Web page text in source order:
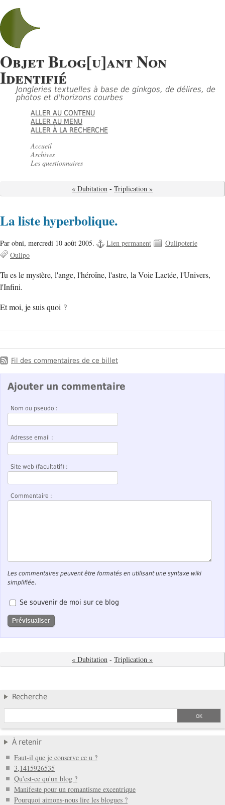
Objet Blog[u]ant Non
Identifié
Jongleries textuelles à base de ginkgos, de délires, de
photos et d'horizons courbes
ALLER AU CONTENU
ALLER AU MENU
ALLER À LA RECHERCHE
Accueil
Archives
Les questionnaires
« Dubitation - Triplication »
La liste hyperbolique.
Par obni, mercredi 10 août 2005. Lien permanent
Oulipoterie
Oulipo
Tu es le mystère, l'ange, l'héroïne, l'astre, la Voie Lactée, l'Univers,
l'Infini.
Et moi, je suis quoi ?
Fil des commentaires de ce billet
Ajouter un commentaire
Nom ou pseudo :
Adresse email :
Site web (facultatif) :
Commentaire :
Les commentaires peuvent être formatés en utilisant une syntaxe wiki
simplifiée.
Se souvenir de moi sur ce blog
« Dubitation - Triplication »
Recherche
À retenir
Faut-il que je conserve ce u ?
3,1415926535
Qu'est-ce qu'un blog ?
Manifeste pour un romantisme excentrique
Pourquoi aimons-nous lire les blogues ?